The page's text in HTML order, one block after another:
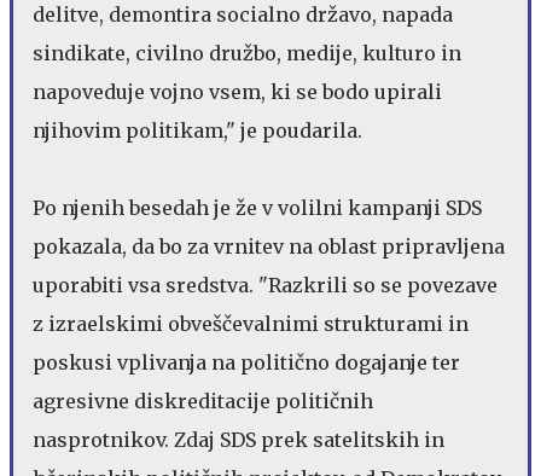
delitve, demontira socialno državo, napada
sindikate, civilno družbo, medije, kulturo in
napoveduje vojno vsem, ki se bodo upirali
njihovim politikam," je poudarila.
Po njenih besedah je že v volilni kampanji SDS
pokazala, da bo za vrnitev na oblast pripravljena
uporabiti vsa sredstva. "Razkrili so se povezave
z izraelskimi obveščevalnimi strukturami in
poskusi vplivanja na politično dogajanje ter
agresivne diskreditacije političnih
nasprotnikov. Zdaj SDS prek satelitskih in